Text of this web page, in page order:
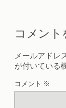
コメント
メールアドレ
が付いている
コメント ※